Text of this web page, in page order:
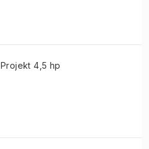
Projekt 4,5 hp